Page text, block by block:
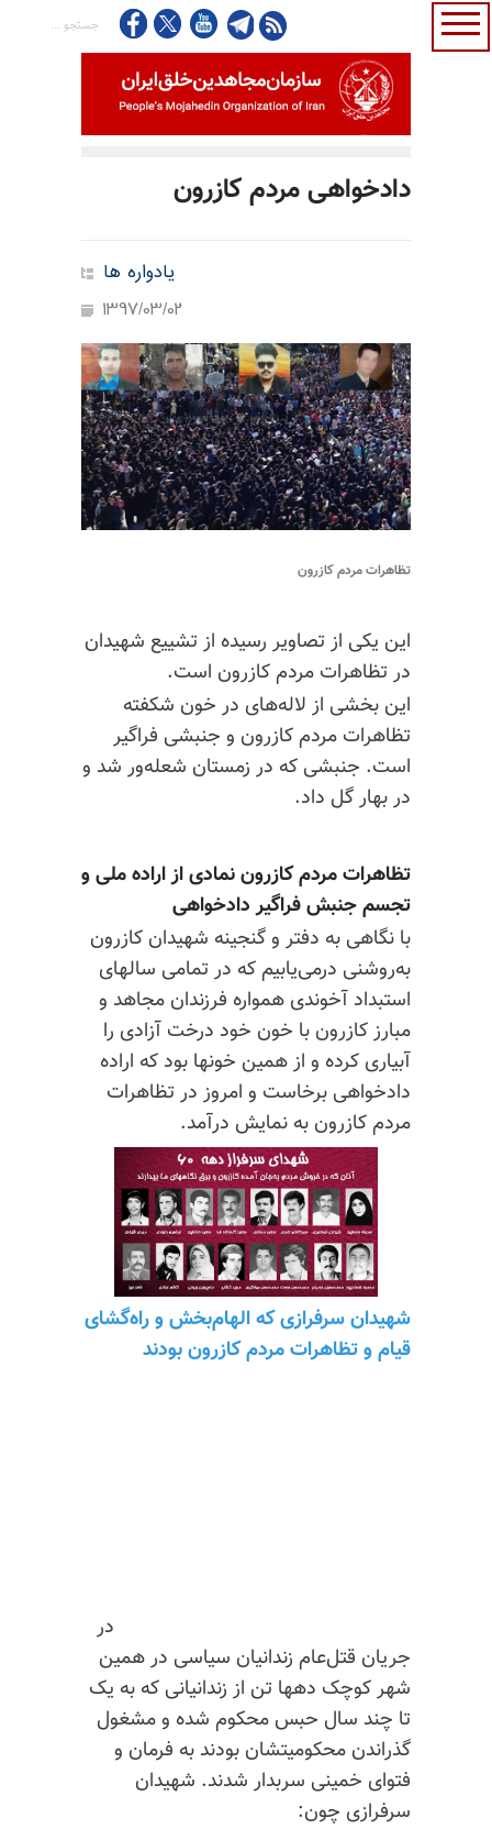
دادخواهی مردم کازرون
یادواره ها
1397/03/02
تظاهرات مردم کازرون
این یکی از تصاویر رسیده از تشییع شهیدان
در تظاهرات مردم کازرون است.
این بخشی از لاله‌های در خون شکفته
تظاهرات مردم کازرون و جنبشی فراگیر
است. جنبشی که در زمستان شعله‌ور شد و
در بهار گل داد.
تظاهرات مردم کازرون نمادی از اراده ملی و
تجسم جنبش فراگیر دادخواهی
با نگاهی به دفتر و گنجینه شهیدان کازرون
به‌روشنی درمی‌یابیم که در تمامی سالهای
استبداد آخوندی همواره فرزندان مجاهد و
مبارز کازرون با خون خود درخت آزادی را
آبیاری کرده و از همین خونها بود که اراده
دادخواهی برخاست و امروز در تظاهرات
مردم کازرون به نمایش درآمد.
شهیدان سرفرازی که الهام‌بخش و راه‌گشای
قیام و تظاهرات مردم کازرون بودند
در
جریان قتل‌عام زندانیان سیاسی در همین
شهر کوچک دهها تن از زندانیانی که به یک
تا چند سال حبس محکوم شده و مشغول
گذراندن محکومیتشان بودند به فرمان و
فتوای خمینی سربدار شدند. شهیدان
سرفرازی چون: